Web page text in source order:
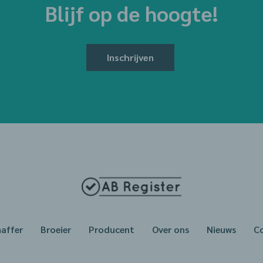
Blijf op de hoogte!
Inschrijven
Broeier Producent Over ons Nieuws